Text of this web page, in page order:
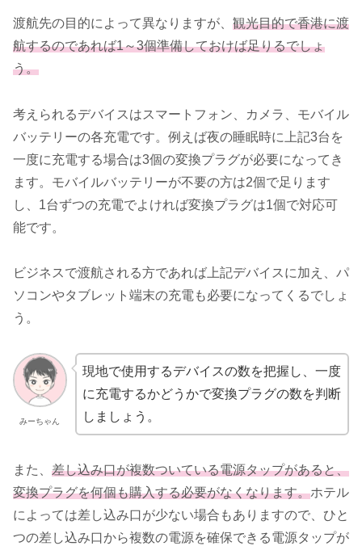
渡航先の目的によって異なりますが、 観光目的で香港に渡
航するのであれば1～3個準備しておけば足りるでしょ
う。
考えられるデバイスはスマートフォン、カメラ、モバイル
バッテリーの各充電です。例えば夜の睡眠時に上記3台を
一度に充電する場合は3個の変換プラグが必要になってき
ます。モバイルバッテリーが不要の方は2個で足ります
し、1台ずつの充電でよければ変換プラグは1個で対応可
能です。
ビジネスで渡航される方であれば上記デバイスに加え、パ
ソコンやタブレット端末の充電も必要になってくるでしょ
う。
みーちゃん
現地で使用するデバイスの数を把握し、一度
に充電するかどうかで変換プラグの数を判断
しましょう。
また、 差し込み口が複数ついている電源タップがあると、
変換プラグを何個も購入する必要がなくなります。ホテル
によっては差し込み口が少ない場合もありますので、ひと
つの差し込み口から複数の電源を確保できる電源タップが